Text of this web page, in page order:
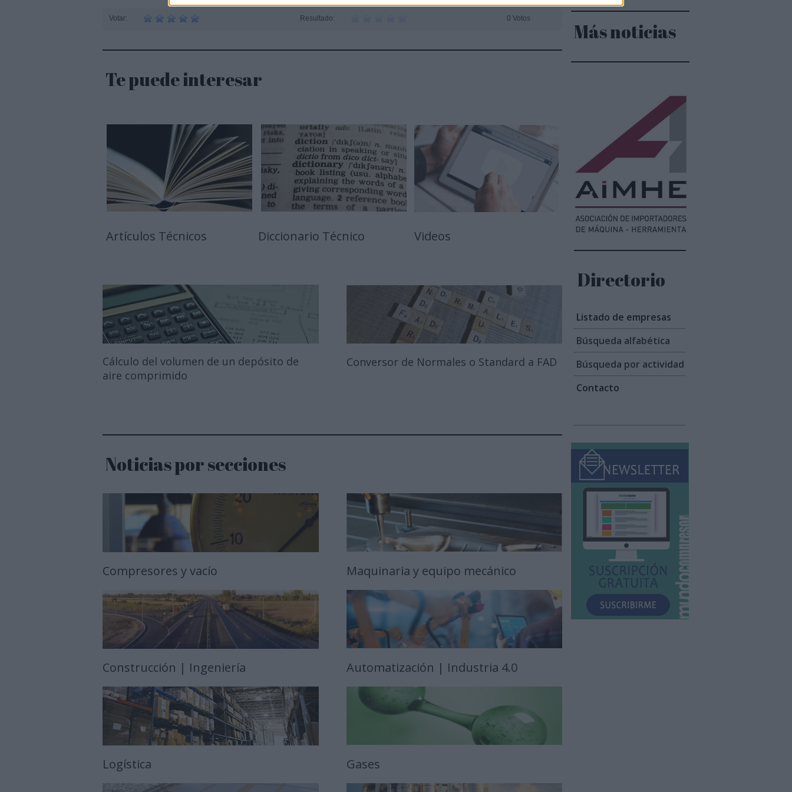
Votar: Resultado: 0 Votos
Te puede interesar
Artículos Técnicos Diccionario Técnico Videos
Cálculo del volumen de un depósito de
aire comprimido
Conversor de Normales o Standard a FAD
Noticias por secciones
Compresores y vacío Maquinaria y equipo mecánico
Construcción | Ingeniería Automatización | Industria 4.0
Logística Gases
Más noticias
Directorio
Listado de empresas
Búsqueda alfabética
Búsqueda por actividad
Contacto